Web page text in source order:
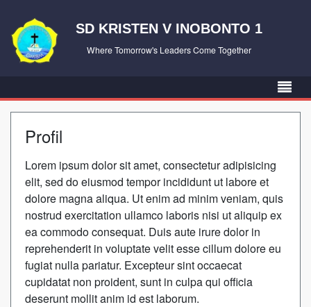
SD KRISTEN V INOBONTO 1
Where Tomorrow's Leaders Come Together
Profil
Lorem ipsum dolor sit amet, consectetur adipisicing
elit, sed do eiusmod tempor incididunt ut labore et
dolore magna aliqua. Ut enim ad minim veniam, quis
nostrud exercitation ullamco laboris nisi ut aliquip ex
ea commodo consequat. Duis aute irure dolor in
reprehenderit in voluptate velit esse cillum dolore eu
fugiat nulla pariatur. Excepteur sint occaecat
cupidatat non proident, sunt in culpa qui officia
deserunt mollit anim id est laborum.